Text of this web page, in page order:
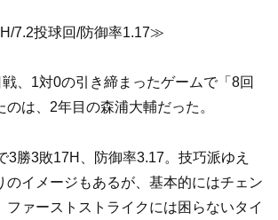
7.2投球回/防御率1.17≫
、1対0の引き締まったゲームで「8回
は、2年目の森浦大輔だった。
勝3敗17H、防御率3.17。技巧派ゆえ
のイメージもあるが、基本的にはチェン
ファーストストライクには困らないタイ